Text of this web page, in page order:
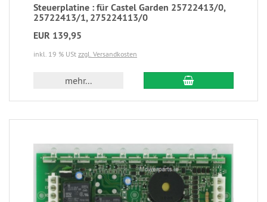
Steuerplatine : für Castel Garden 25722413/0,
25722413/1, 275224113/0
EUR 139,95
inkl. 19 % USt zzgl. Versandkosten
mehr...